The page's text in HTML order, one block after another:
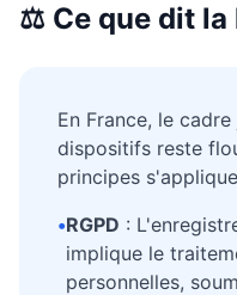
⚖️ Ce que dit
En France, le
dispositifs reste
principes
•RGPD :
implique le
personnelles,